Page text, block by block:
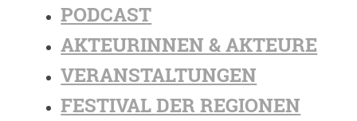
PODCAST
AKTEURINNEN & AKTEURE
VERANSTALTUNGEN
FESTIVAL DER REGIONEN